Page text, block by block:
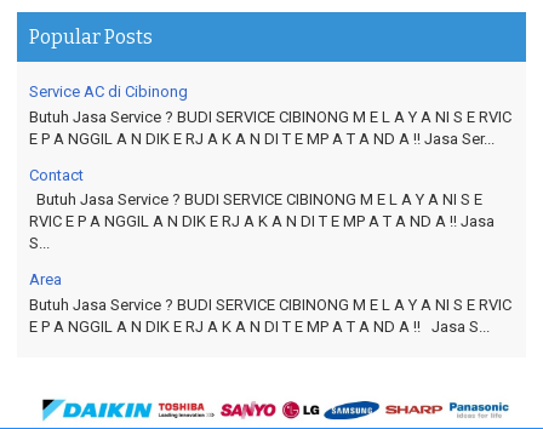
Popular Posts
Service AC di Cibinong
Butuh Jasa Service ? BUDI SERVICE CIBINONG M E L A Y A NI S E RVIC
E P A NGGIL A N DIK E RJ A K A N DI T E MP A T A ND A !! Jasa Ser...
Contact
Butuh Jasa Service ? BUDI SERVICE CIBINONG M E L A Y A NI S E
RVIC E P A NGGIL A N DIK E RJ A K A N DI T E MP A T A ND A !! Jasa
S...
Area
Butuh Jasa Service ? BUDI SERVICE CIBINONG M E L A Y A NI S E RVIC
E P A NGGIL A N DIK E RJ A K A N DI T E MP A T A ND A !! Jasa S...